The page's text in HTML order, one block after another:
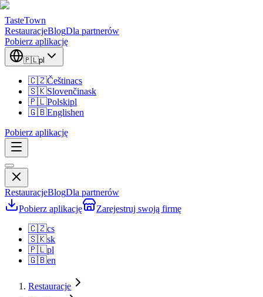
TasteTown
RestauracjeBlogDla partnerów
Pobierz aplikację
🇵🇱pl
🇨🇿Češtinacs
🇸🇰Slovenčinask
🇵🇱Polskipl
🇬🇧Englishen
Pobierz aplikację
RestauracjeBlogDla partnerów
Pobierz aplikację
Zarejestruj swoją firmę
🇨🇿cs
🇸🇰sk
🇵🇱pl
🇬🇧en
Restauracje